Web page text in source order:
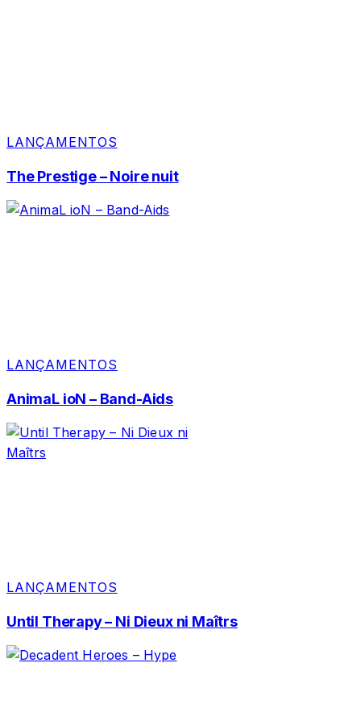
LANÇAMENTOS
The Prestige – Noire nuit
LANÇAMENTOS
AnimaL ioN – Band-Aids
LANÇAMENTOS
Until Therapy – Ni Dieux ni Maîtrs